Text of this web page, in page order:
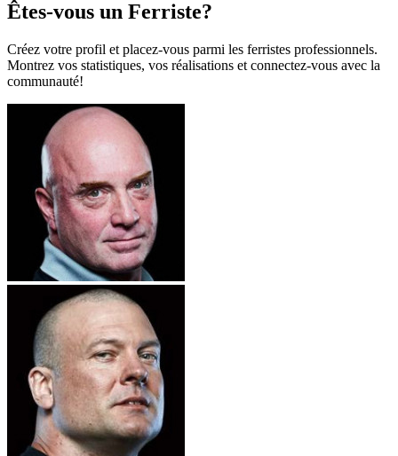
Êtes-vous un Ferriste?
Créez votre profil et placez-vous parmi les ferristes professionnels.
Montrez vos statistiques, vos réalisations et connectez-vous avec la
communauté!